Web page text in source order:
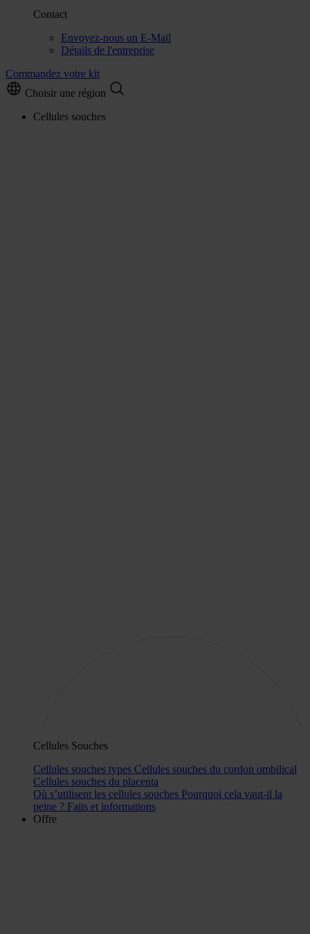
Contact
Envoyez-nous un E-Mail
Détails de l'entreprise
Commandez votre kit
Choisir une région
Cellules souches
Cellules Souches
Cellules souches types Cellules souches du cordon ombilical
Cellules souches du placenta
Où s’utilisent les cellules souches Pourquoi cela vaut-il la
peine ? Faits et informations
Offre